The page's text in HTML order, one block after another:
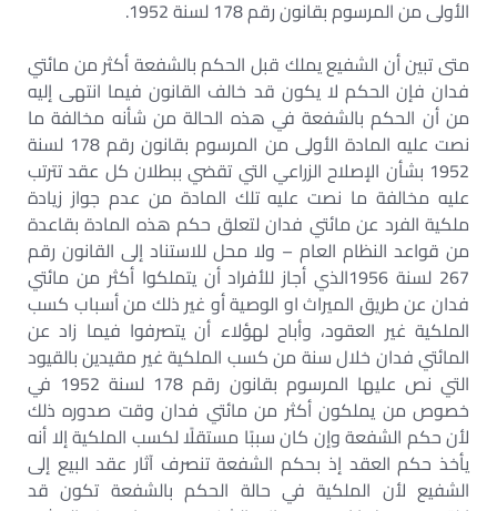
الأولى من المرسوم بقانون رقم 178 لسنة 1952.
متى تبين أن الشفيع يملك قبل الحكم بالشفعة أكثر من مائتي
فدان فإن الحكم لا يكون قد خالف القانون فيما انتهى إليه
من أن الحكم بالشفعة في هذه الحالة من شأنه مخالفة ما
نصت عليه المادة الأولى من المرسوم بقانون رقم 178 لسنة
1952 بشأن الإصلاح الزراعي التي تقضي ببطلان كل عقد تترتب
عليه مخالفة ما نصت عليه تلك المادة من عدم جواز زيادة
ملكية الفرد عن مائتي فدان لتعلق حكم هذه المادة بقاعدة
من قواعد النظام العام – ولا محل للاستناد إلى القانون رقم
267 لسنة 1956الذي أجاز للأفراد أن يتملكوا أكثر من مائتي
فدان عن طريق الميراث او الوصية أو غير ذلك من أسباب كسب
الملكية غير العقود، وأباح لهؤلاء أن يتصرفوا فيما زاد عن
المائتي فدان خلال سنة من كسب الملكية غير مقيدين بالقيود
التي نص عليها المرسوم بقانون رقم 178 لسنة 1952 في
خصوص من يملكون أكثر من مائتي فدان وقت صدوره ذلك
لأن حكم الشفعة وإن كان سببًا مستقلًا لكسب الملكية إلا أنه
يأخذ حكم العقد إذ بحكم الشفعة تنصرف آثار عقد البيع إلى
الشفيع لأن الملكية في حالة الحكم بالشفعة تكون قد